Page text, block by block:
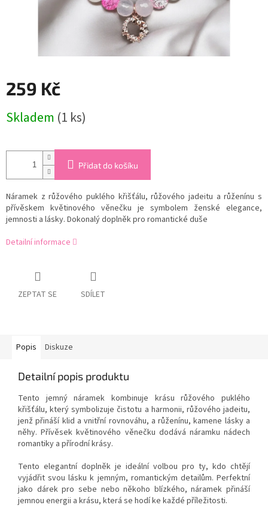
259 Kč
cena:
Skladem (1 ks)
Přidat do košíku
Náramek z růžového puklého křišťálu, růžového jadeitu a růženínu s
přívěskem květinového věnečku je symbolem ženské elegance,
jemnosti a lásky. Dokonalý doplněk pro romantické duše
Detailní informace
ZEPTAT SE SDÍLET
Popis Diskuze
Detailní popis produktu
Tento jemný náramek kombinuje krásurůžového puklého
křišťálu, který symbolizuje čistotu a harmonii, růžového jadeitu,
jenž přináší klid a vnitřní rovnováhu, arůženínu, kamene lásky a
něhy. Přívěsek květinového věnečku dodává náramku nádech
romantiky a přírodní krásy.
Tento elegantní doplněk je ideální volbou pro ty, kdo chtějí
vyjádřit svou lásku k jemným, romantickým detailům. Perfektní
jako dárek pro sebe nebo někoho blízkého, náramek přináší
jemnou energii a krásu, která se hodí ke každé příležitosti.